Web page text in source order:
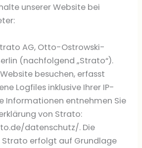
unserer Website bei
AG, Otto-Ostrowski-
(nachfolgend „Strato“).
besuchen, erfasst
Logfiles inklusive Ihrer IP-
Informationen entnehmen Sie
von Strato:
datenschutz/. Die
Strato erfolgt auf Grundlage